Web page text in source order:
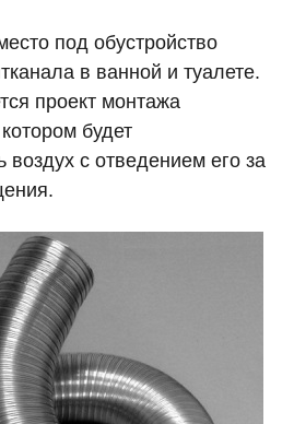
под обустройство
в ванной и туалете.
проект монтажа
будет
воздух с отведением его за